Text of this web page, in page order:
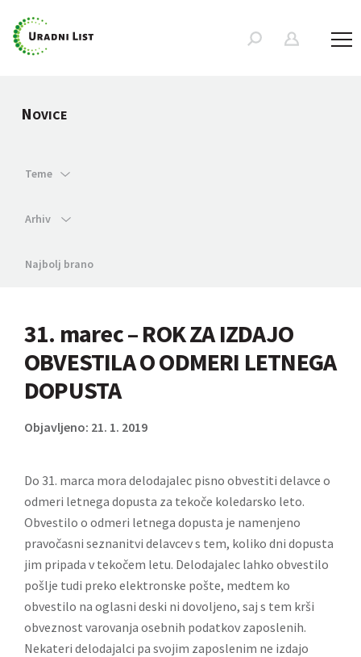
NOVICE
Teme
Arhiv
Najbolj brano
31. marec – ROK ZA IZDAJO
OBVESTILA O ODMERI LETNEGA
DOPUSTA
Objavljeno: 21. 1. 2019
Do 31. marca mora delodajalec pisno obvestiti delavce o
odmeri letnega dopusta za tekoče koledarsko leto.
Obvestilo o odmeri letnega dopusta je namenjeno
pravočasni seznanitvi delavcev s tem, koliko dni dopusta
jim pripada v tekočem letu. Delodajalec lahko obvestilo
pošlje tudi preko elektronske pošte, medtem ko
obvestilo na oglasni deski ni dovoljeno, saj s tem krši
obveznost varovanja osebnih podatkov zaposlenih.
Nekateri delodajalci pa svojim zaposlenim ne izdajo